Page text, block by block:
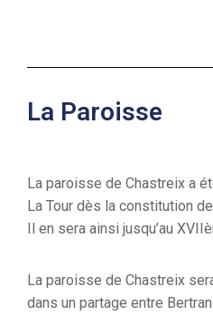
La Paroisse
La paroisse de Chastreix a
La Tour dès la constitution
Il en sera ainsi jusqu’au
La paroisse de Chastreix
dans un partage entre